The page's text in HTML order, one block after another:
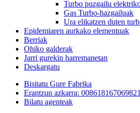
Turbo puzgailu
Gas Turbo-hazgailuak
Ura elikatzen duten
Epidemiaren aurkako elementuak
Berriak
Ohiko galderak
Jarri gurekin harremanetan
Deskargatu
Bisitatu Gure Fabrika
Erantzun azkarra: 008618167069821
Bilatu agenteak